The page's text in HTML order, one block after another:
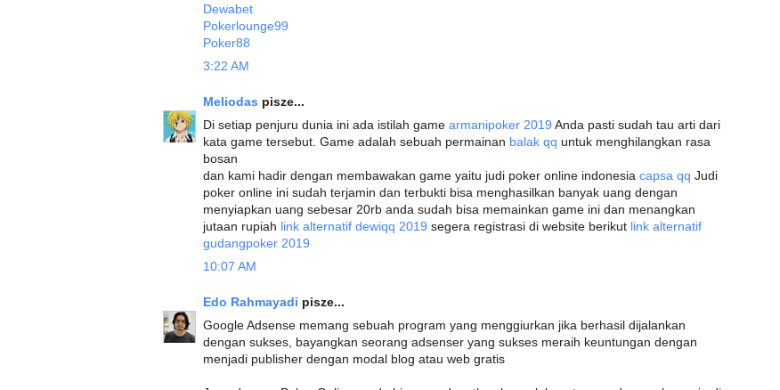
Dewabet
Pokerlounge99
Poker88
3:22 AM
Meliodas pisze...
Di setiap penjuru dunia ini ada istilah game armanipoker 2019 Anda pasti sudah tau arti dari
kata game tersebut. Game adalah sebuah permainan balak qq untuk menghilangkan rasa
bosan
dan kami hadir dengan membawakan game yaitu judi poker online indonesia capsa qq Judi
poker online ini sudah terjamin dan terbukti bisa menghasilkan banyak uang dengan
menyiapkan uang sebesar 20rb anda sudah bisa memainkan game ini dan menangkan
jutaan rupiah link alternatif dewiqq 2019 segera registrasi di website berikut link alternatif
gudangpoker 2019
10:07 AM
Edo Rahmayadi pisze...
Google Adsense memang sebuah program yang menggiurkan jika berhasil dijalankan
dengan sukses, bayangkan seorang adsenser yang sukses meraih keuntungan dengan
menjadi publisher dengan modal blog atau web gratis